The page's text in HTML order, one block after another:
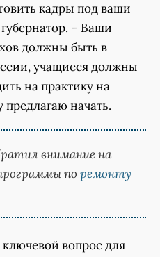
кадры под ваши
– Ваши
должны быть в
учащиеся должны
на практику на
предлагаю начать.
внимание на
по ремонту
вопрос для